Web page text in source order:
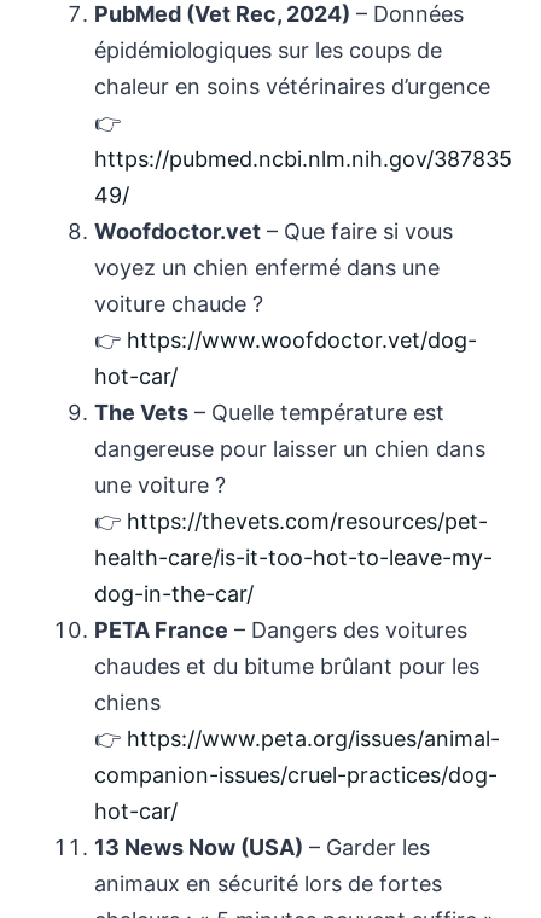
PubMed (Vet Rec, 2024) – Données
épidémiologiques sur les coups de
chaleur en soins vétérinaires d’urgence
👉
https://pubmed.ncbi.nlm.nih.gov/387835
49/
Woofdoctor.vet – Que faire si vous
voyez un chien enfermé dans une
voiture chaude ?
👉 https://www.woofdoctor.vet/dog-
hot-car/
The Vets – Quelle température est
dangereuse pour laisser un chien dans
une voiture ?
👉 https://thevets.com/resources/pet-
health-care/is-it-too-hot-to-leave-my-
dog-in-the-car/
PETA France – Dangers des voitures
chaudes et du bitume brûlant pour les
chiens
👉 https://www.peta.org/issues/animal-
companion-issues/cruel-practices/dog-
hot-car/
13 News Now (USA) – Garder les
animaux en sécurité lors de fortes